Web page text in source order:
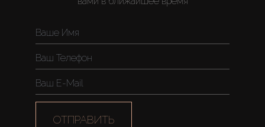
Новостройки
AX Journal
Каталоги
ОТПРАВИТЬ